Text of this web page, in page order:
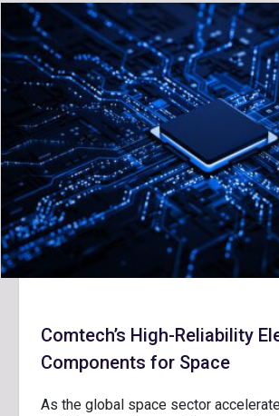
Comtech’s High-Reliability
Components for Space
As the global space sector